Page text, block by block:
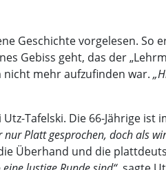
Geschichte vorgelesen. So
Gebiss geht, das der
mehr aufzufinden war.
Tafelski. Die 66-Jährige ist
Platt gesprochen, doch als
Überhand und die